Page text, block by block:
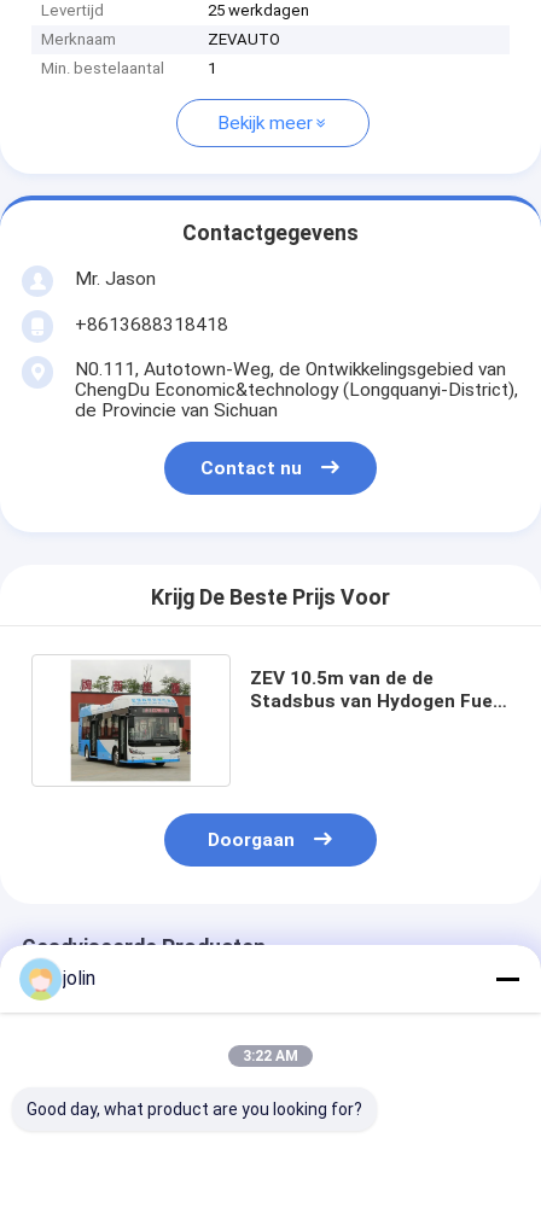
Levertijd
25 werkdagen
Merknaam
ZEVAUTO
Min. bestelaantal
1
Bekijk meer
Contactgegevens
Mr. Jason
+8613688318418
N0.111, Autotown-Weg, de Ontwikkelingsgebied van
ChengDu Economic&technology (Longquanyi-District),
de Provincie van Sichuan
Contact nu
Krijg De Beste Prijs Voor
ZEV 10.5m van de de
Stadsbus van Hydogen Fuel
Doorgaan
Geadviseerde Producten
jolin
3:22 AM
Good day, what product are you looking for?